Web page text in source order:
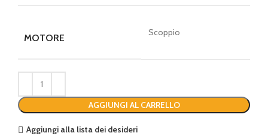
MOTORE Scoppio
AGGIUNGI AL CARRELLO
Aggiungi alla lista dei desideri